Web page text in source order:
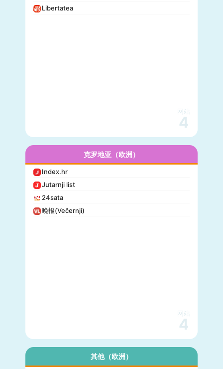
Libertatea
网站
4
克罗地亚（欧洲）
Index.hr
Jutarnji list
24sata
晚报(Večernji)
网站
4
其他（欧洲）